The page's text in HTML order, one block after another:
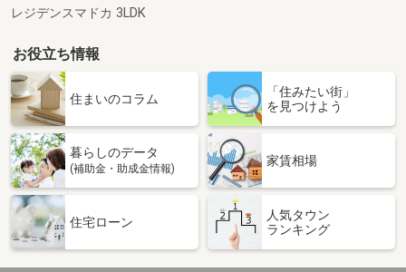
レジデンスマドカ 3LDK
お役立ち情報
住まいのコラム
「住みたい街」
を見つけよう
暮らしのデータ
(補助金・助成金情報)
家賃相場
住宅ローン
人気タウン
ランキング